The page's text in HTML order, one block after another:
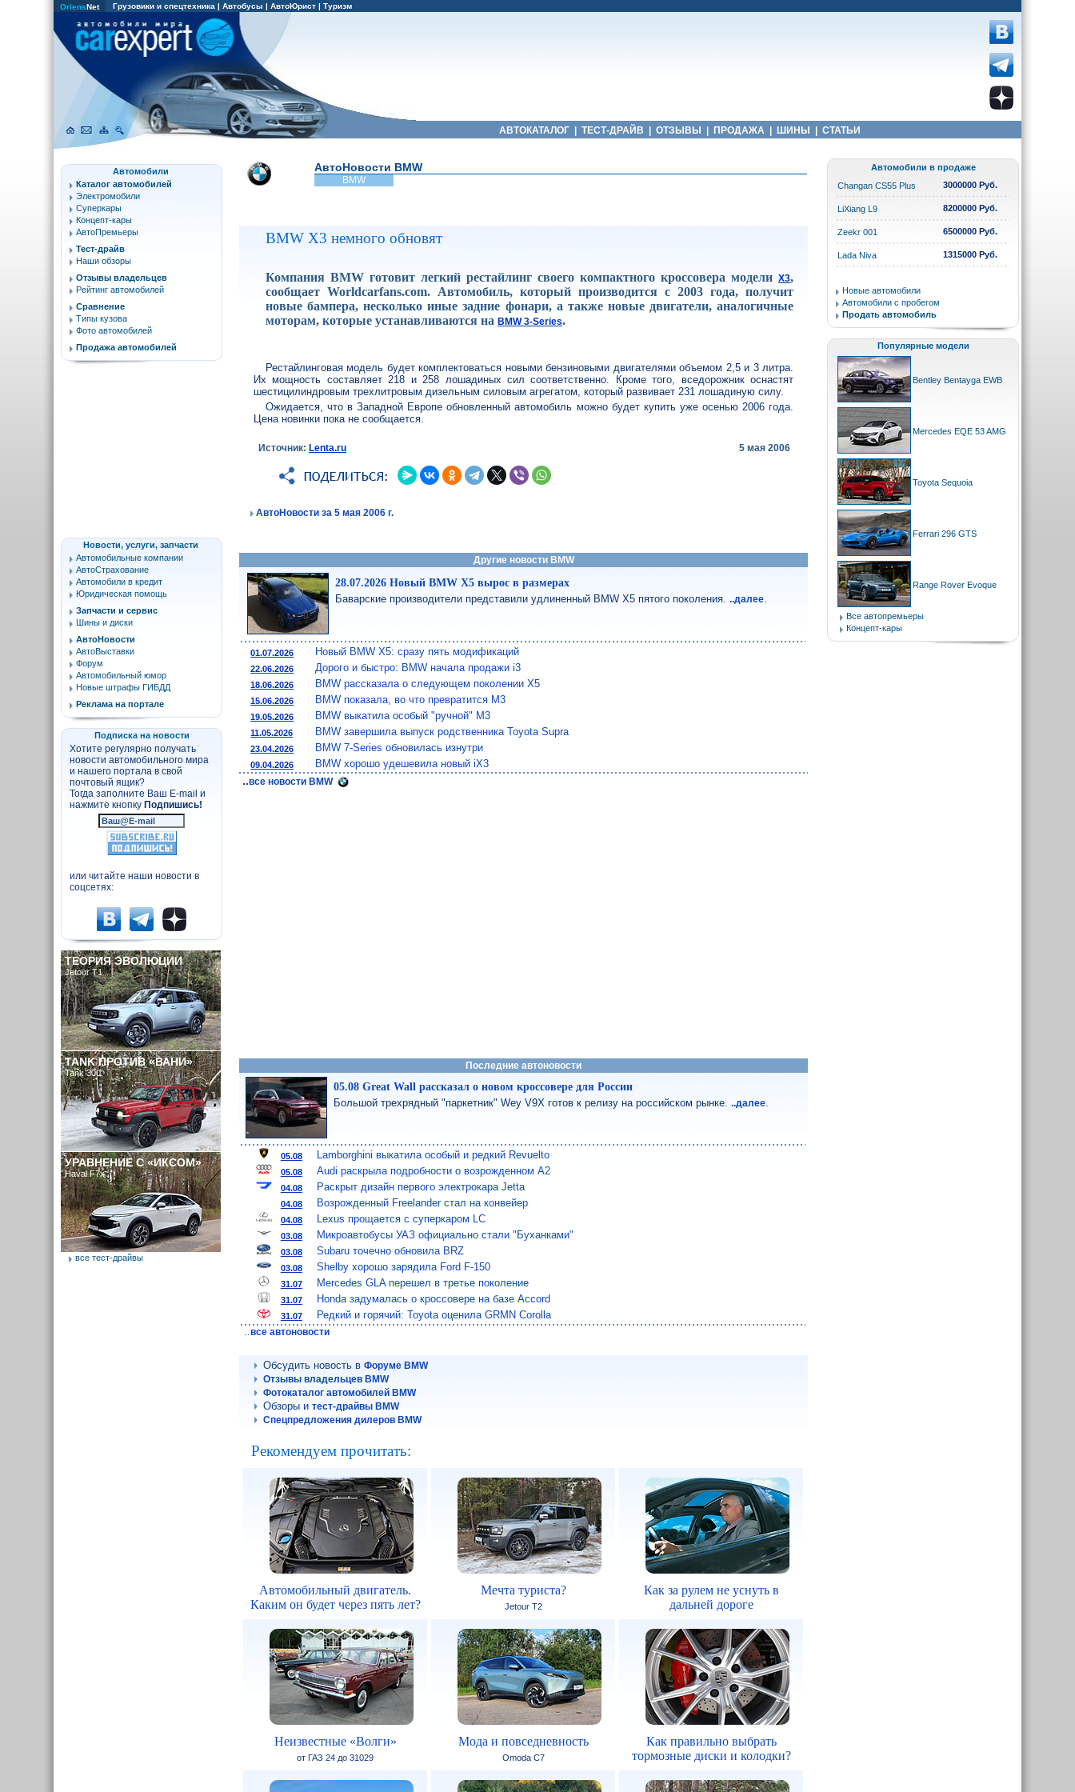
OriensNet Грузовики и спецтехника | Автобусы | АвтоЮрист | Туризм
АВТОКАТАЛОГ ТЕСТ-ДРАЙВ ОТЗЫВЫ ПРОДАЖА ШИНЫ СТАТЬИ
АвтоНовости BMW
BMW
BMW X3 немного обновят
Компания BMW готовит легкий рестайлинг своего компактного кроссовера модели X3,
сообщает Worldcarfans.com. Автомобиль, который производится с 2003 года, получит
новые бампера, несколько иные задние фонари, а также новые двигатели, аналогичные
моторам, которые устанавливаются наBMW 3-Series.
Рестайлинговая модель будет комплектоваться новыми бензиновыми двигателями объемом 2,5 и 3 литра.
Их мощность составляет 218 и 258 лошадиных сил соответственно. Кроме того, вседорожник оснастят
шестицилиндровым трехлитровым дизельным силовым агрегатом, который развивает 231 лошадиную силу.
Ожидается, что в Западной Европе обновленный автомобиль можно будет купить уже осенью 2006 года.
Цена новинки пока не сообщается.
Источник:Lenta.ru 5 мая 2006
АвтоНовости за 5 мая 2006 г.
Другие новости BMW
28.07.2026 Новый BMW X5 вырос в размерах
Баварские производители представили удлиненный BMW X5 пятого поколения...далее
01.07.2026 Новый BMW X5: сразу пять модификаций
22.06.2026 Дорого и быстро: BMW начала продажи i3
18.06.2026 BMW рассказала о следующем поколении X5
15.06.2026 BMW показала, во что превратится М3
19.05.2026 BMW выкатила особый "ручной" M3
11.05.2026 BMW завершила выпуск родственника Toyota Supra
23.04.2026 BMW 7-Series обновилась изнутри
09.04.2026 BMW хорошо удешевила новый iX3
..все новости BMW
Последние автоновости
05.08 Great Wall рассказал о новом кроссовере для России
Большой трехрядный "паркетник" Wey V9X готов к релизу на российском рынке...далее
05.08 Lamborghini выкатила особый и редкий Revuelto
05.08 Audi раскрыла подробности о возрожденном A2
04.08 Раскрыт дизайн первого электрокара Jetta
04.08 Возрожденный Freelander стал на конвейер
04.08 Lexus прощается с суперкаром LC
03.08 Микроавтобусы УАЗ официально стали "Буханками"
03.08 Subaru точечно обновила BRZ
03.08 Shelby хорошо зарядила Ford F-150
31.07 Mercedes GLA перешел в третье поколение
31.07 Honda задумалась о кроссовере на базе Accord
31.07
Редкий и горячий: Toyota оценила GRMN Corolla
..все автоновости
Обсудить новость вФоруме BMW
Отзывы владельцев BMW
Фотокаталог автомобилей BMW
Обзоры итест-драйвы BMW
Спецпредложения дилеров BMW
Рекомендуем прочитать:
Автомобильный двигатель.
Каким он будет через пять лет?
Мечта туриста?
Jetour T2
Как за рулем не уснуть в
дальней дороге
Неизвестные «Волги»
от ГАЗ 24 до 31029
Мода и повседневность
Omoda C7
Как правильно выбрать
тормозные диски и колодки?
Автомобили
Каталог автомобилей
Электромобили
Суперкары
Концепт-кары
АвтоПремьеры
Тест-драйв
Наши обзоры
Отзывы владельцев
Рейтинг автомобилей
Сравнение
Типы кузова
Фото автомобилей
Продажа автомобилей
Новости, услуги, запчасти
Автомобильные компании
АвтоСтрахование
Автомобили в кредит
Юридическая помощь
Запчасти и сервис
Шины и диски
АвтоНовости
АвтоВыставки
Форум
Автомобильный юмор
Новые штрафы ГИБДД
Реклама на портале
Подписка на новости
Хотите регулярно получать
новости автомобильного мира
и нашего портала в свой
почтовый ящик?
Тогда заполните Ваш E-mail и
нажмите кнопку Подпишись!
или читайте наши новости в
соцсетях:
ТЕОРИЯ ЭВОЛЮЦИИ
Jetour T1
TANK ПРОТИВ «ВАНИ»
Tank 300
УРАВНЕНИЕ С «ИКСОМ»
Haval F7x
все тест-драйвы
Автомобили в продаже
Changan CS55 Plus
3000000 Руб.
LiXiang L9 8200000 Руб.
Zeekr 001 6500000 Руб.
Lada Niva 1315000 Руб.
Новые автомобили
Автомобили с пробегом
Продать автомобиль
Популярные модели
Bentley Bentayga EWB
Mercedes EQE 53 AMG
Toyota Sequoia
Ferrari 296 GTS
Range Rover Evoque
Все автопремьеры
Концепт-кары